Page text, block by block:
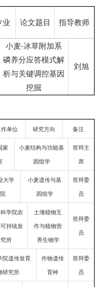
业 论文题目 指导教师
小麦-冰草附加系
磷养分应答模式解
析与关键调控基因
挖掘
刘旭
作单位 研究方向 备注
家 小麦结构与功能基
因组学
答辩主
席
大学 小麦遗传与基
因组学
答辩委
员
学院农
持续发
所
土壤植物互
作与植物营
养生物学
答辩委
员
院遗传发育
研究所
作物遗传
育种
答辩委
员